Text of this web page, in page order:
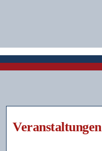
Veranstaltungen